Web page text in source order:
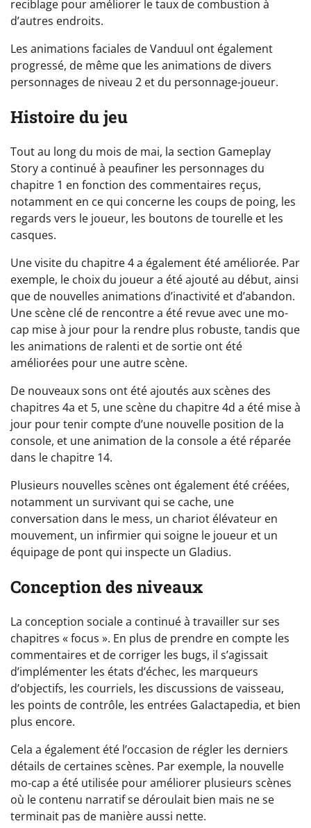
reciblage pour améliorer le taux de combustion à
d’autres endroits.
Les animations faciales de Vanduul ont également
progressé, de même que les animations de divers
personnages de niveau 2 et du personnage-joueur.
Histoire du jeu
Tout au long du mois de mai, la section Gameplay
Story a continué à peaufiner les personnages du
chapitre 1 en fonction des commentaires reçus,
notamment en ce qui concerne les coups de poing, les
regards vers le joueur, les boutons de tourelle et les
casques.
Une visite du chapitre 4 a également été améliorée. Par
exemple, le choix du joueur a été ajouté au début, ainsi
que de nouvelles animations d’inactivité et d’abandon.
Une scène clé de rencontre a été revue avec une mo-
cap mise à jour pour la rendre plus robuste, tandis que
les animations de ralenti et de sortie ont été
améliorées pour une autre scène.
De nouveaux sons ont été ajoutés aux scènes des
chapitres 4a et 5, une scène du chapitre 4d a été mise à
jour pour tenir compte d’une nouvelle position de la
console, et une animation de la console a été réparée
dans le chapitre 14.
Plusieurs nouvelles scènes ont également été créées,
notamment un survivant qui se cache, une
conversation dans le mess, un chariot élévateur en
mouvement, un infirmier qui soigne le joueur et un
équipage de pont qui inspecte un Gladius.
Conception des niveaux
La conception sociale a continué à travailler sur ses
chapitres « focus ». En plus de prendre en compte les
commentaires et de corriger les bugs, il s’agissait
d’implémenter les états d’échec, les marqueurs
d’objectifs, les courriels, les discussions de vaisseau,
les points de contrôle, les entrées Galactapedia, et bien
plus encore.
Cela a également été l’occasion de régler les derniers
détails de certaines scènes. Par exemple, la nouvelle
mo-cap a été utilisée pour améliorer plusieurs scènes
où le contenu narratif se déroulait bien mais ne se
terminait pas de manière aussi nette.